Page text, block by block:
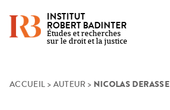
Skip
INSTITUT
ROBERT BADINTER
Études et recherches
sur le droit et la justice
ACCUEIL > AUTEUR > NICOLAS DERASSE